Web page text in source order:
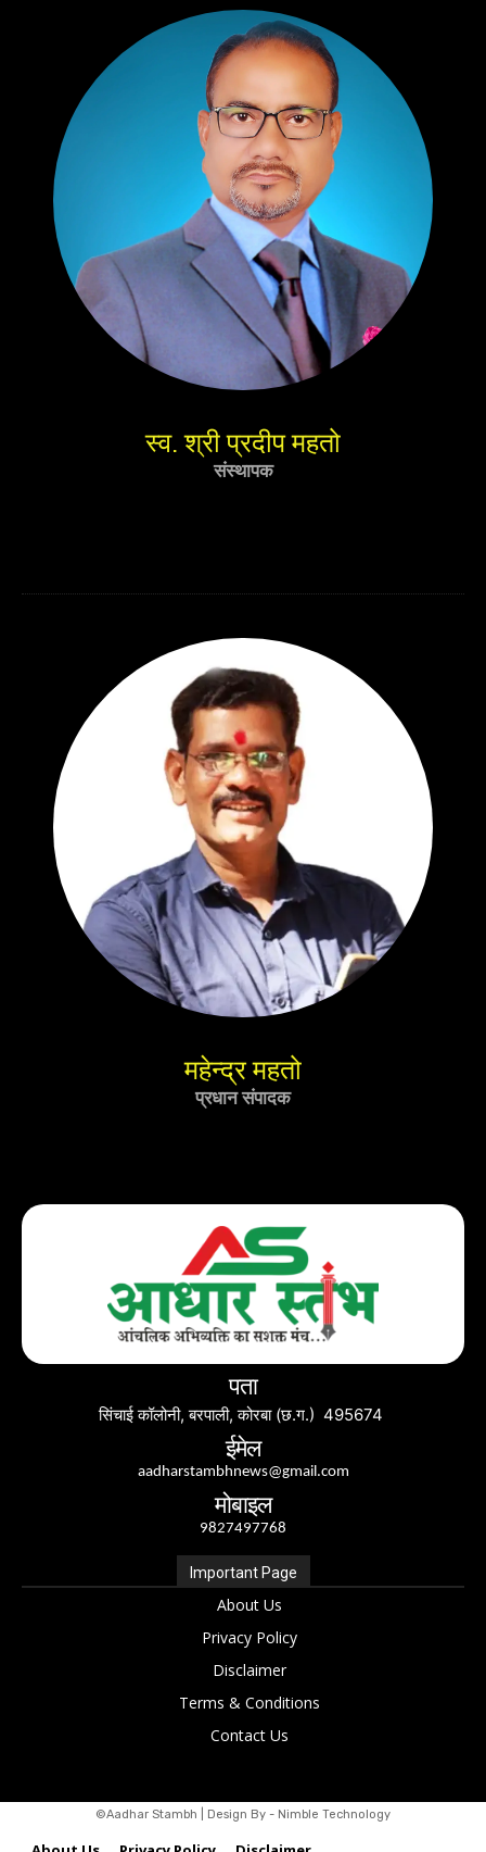
स्व. श्री प्रदीप महतो
संस्थापक
महेन्द्र महतो
प्रधान संपादक
पता
सिंचाई कॉलोनी, बरपाली, कोरबा (छ.ग.) 495674
ईमेल
aadharstambhnews@gmail.com
मोबाइल
9827497768
Important Page
About Us
Privacy Policy
Disclaimer
Terms & Conditions
Contact Us
©Aadhar Stambh | Design By - Nimble Technology